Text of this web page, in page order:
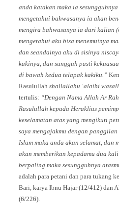
anda katakan maka ia
mengetahui bahwasanya ia akan
mengira bahwasanya ia dari kalian
mengetahui aku bisa menemuinya
dan seandainya aku di sisinya
kakinya, dan sungguh pasti
di bawah kedua telapak kakiku.”
Rasulullah shallallahu ‘alaihi
tertulis: “Dengan Nama Allah Ar
Rasulullah kepada Heraklius
keselamatan atas yang mengikuti
saya mengajakmu dengan
Islam maka anda akan selamat, dan
akan memberikan kepadamu dua
berpaling maka sesungguhnya
adalah para petani dan para tukang
Bari, karya Ibnu Hajar (12/412) dan
(6/226).